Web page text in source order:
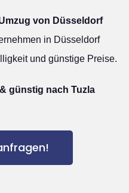
von Düsseldorf
in Düsseldorf
und günstige Preise.
günstig nach Tuzla